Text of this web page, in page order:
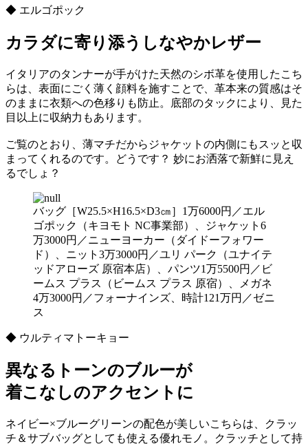
◆ エルゴポック
カラダに寄り添うしなやかレザー
イタリアのタンナーが手がけた天然のシボ革を使用したこち
らは、表面にごく薄く顔料を施すことで、革本来の質感はそ
のままに衣類への色移りも防止。底部のタックにより、見た
目以上に収納力もあります。
ご覧のとおり、薄マチだからジャケットの内側にもスッと収
まってくれるのです。どうです？ 妙にお洒落で新鮮に見え
るでしょ？
バッグ［W25.5×H16.5×D3㎝］1万6000円／エル
ゴポック（キヨモト NC事業部）、ジャケット6
万3000円／ニューヨーカー（ダイドーフォワー
ド）、ニット3万3000円／ユリ パーク（ユナイテ
ッドアローズ 原宿本店）、パンツ1万5500円／ビ
ームス プラス（ビームス プラス 原宿）、メガネ
4万3000円／フォーナインズ、時計121万円／ゼニ
ス
◆ ウルティマトーキョー
異なるトーンのブルーが
着こなしのアクセントに
ネイビー×ブルーグリーンの配色が美しいこちらは、クラッ
チ＆サブバッグとしても使える優れモノ。クラッチとして持